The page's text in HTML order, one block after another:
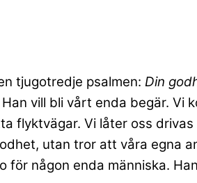
tjugotredje psalmen: Din
vill bli vårt enda begär. Vi
Vi låter oss
utan tror att våra egna
någon enda människa.